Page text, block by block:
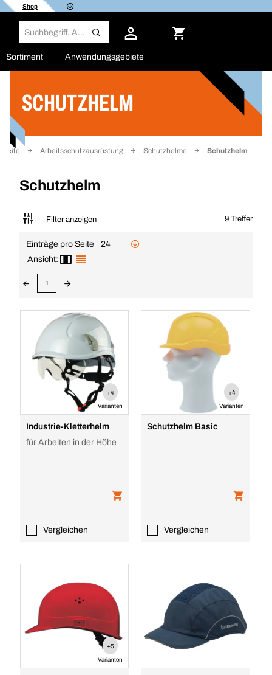
Shop
Sortiment Anwendungsgebiete
SCHUTZHELM
Arbeitsschutzausrüstung Schutzhelme Schutzhelm
Schutzhelm
Filter anzeigen 9 Treffer
Filter
Einträge pro Seite
24
Ansicht:
1
+4
Varianten
Industrie-Kletterhelm
für Arbeiten in der Höhe
Vergleichen
+4
Varianten
Schutzhelm Basic
Vergleichen
+5
Varianten